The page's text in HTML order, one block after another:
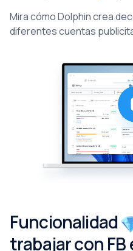
Mira cómo Dolphin crea
diferentes cuentas
Funcionalidad
trabajar con FB